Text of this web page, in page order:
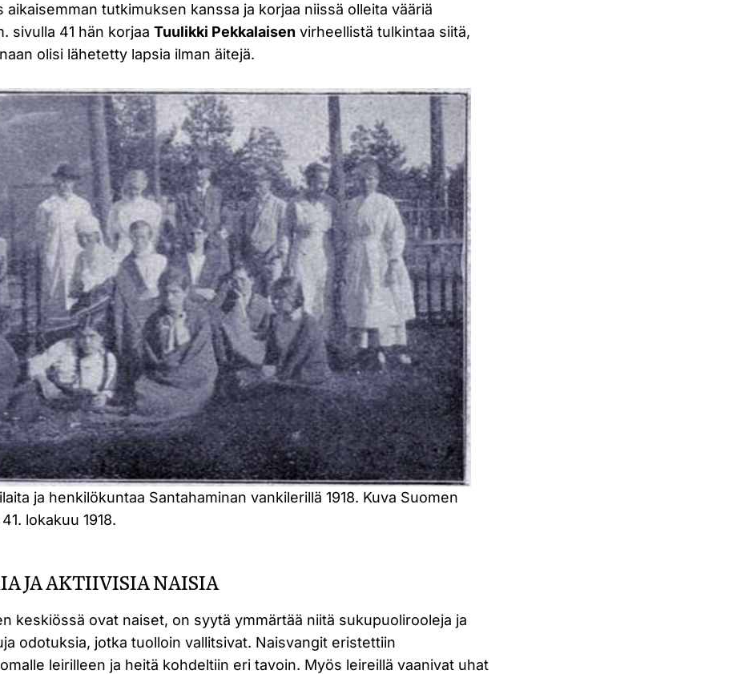
aikaisemman tutkimuksen kanssa ja korjaa niissä olleita vääriä
sivulla 41 hän korjaaTuulikki Pekkalaisen virheellistä tulkintaa siitä,
olisi lähetetty lapsia ilman äitejä.
ja henkilökuntaa Santahaminan vankilerillä 1918. Kuva Suomen
lokakuu 1918.
JA AKTIIVISIA NAISIA
keskiössä ovat naiset, on syytä ymmärtää niitä sukupuolirooleja ja
odotuksia, jotka tuolloin vallitsivat. Naisvangit eristettiin
leirilleen ja heitä kohdeltiin eri tavoin. Myös leireillä vaanivat uhat